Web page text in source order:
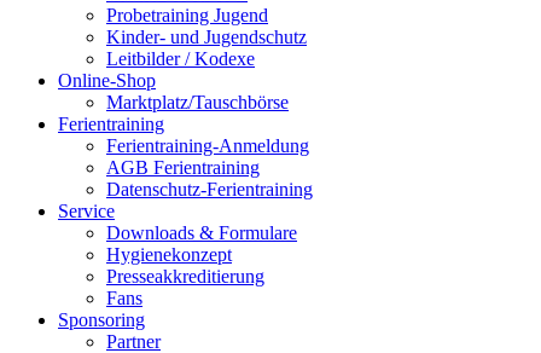
Probetraining Jugend
Kinder- und Jugendschutz
Leitbilder / Kodexe
Online-Shop
Marktplatz/Tauschbörse
Ferientraining
Ferientraining-Anmeldung
AGB Ferientraining
Datenschutz-Ferientraining
Service
Downloads & Formulare
Hygienekonzept
Presseakkreditierung
Fans
Sponsoring
Partner